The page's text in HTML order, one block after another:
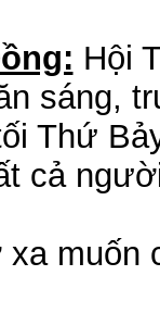
Hội
sáng,
Thứ
cả
xa muốn